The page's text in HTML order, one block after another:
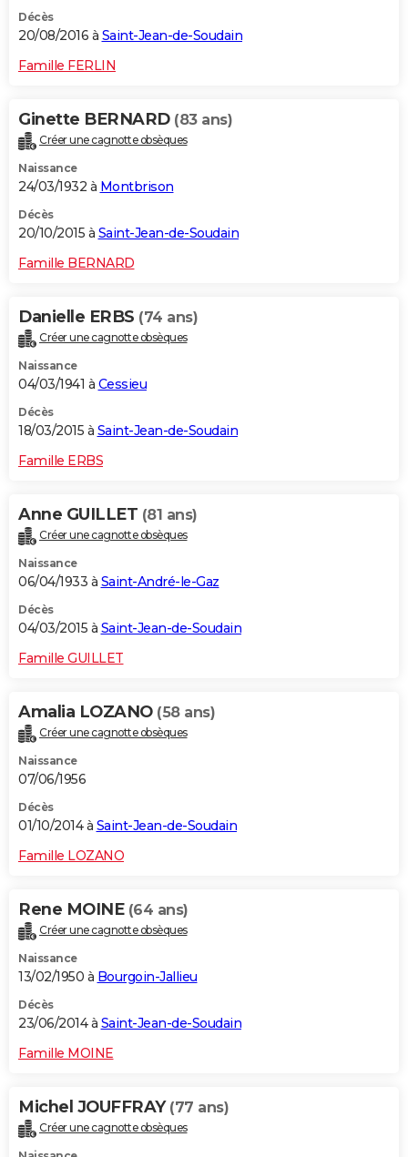
Décès
20/08/2016 à Saint-Jean-de-Soudain
Famille FERLIN
Ginette BERNARD (83 ans)
Créer une cagnotte obsèques
Naissance
24/03/1932 à Montbrison
Décès
20/10/2015 à Saint-Jean-de-Soudain
Famille BERNARD
Danielle ERBS (74 ans)
Créer une cagnotte obsèques
Naissance
04/03/1941 à Cessieu
Décès
18/03/2015 à Saint-Jean-de-Soudain
Famille ERBS
Anne GUILLET (81 ans)
Créer une cagnotte obsèques
Naissance
06/04/1933 à Saint-André-le-Gaz
Décès
04/03/2015 à Saint-Jean-de-Soudain
Famille GUILLET
Amalia LOZANO (58 ans)
Créer une cagnotte obsèques
Naissance
07/06/1956
Décès
01/10/2014 à Saint-Jean-de-Soudain
Famille LOZANO
Rene MOINE (64 ans)
Créer une cagnotte obsèques
Naissance
13/02/1950 à Bourgoin-Jallieu
Décès
23/06/2014 à Saint-Jean-de-Soudain
Famille MOINE
Michel JOUFFRAY (77 ans)
Créer une cagnotte obsèques